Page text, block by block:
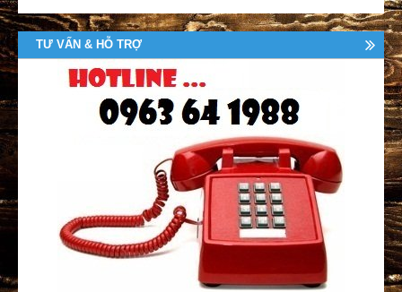
TƯ VẤN & HỖ TRỢ